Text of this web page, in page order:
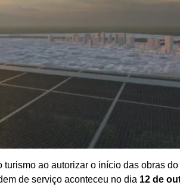
ao autorizar o início das obras
de serviço aconteceu no dia 12 de